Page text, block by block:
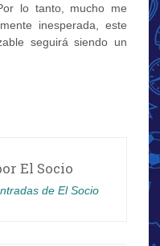
lo tanto, mucho me
inesperada, este
seguirá siendo un
El Socio
de El Socio